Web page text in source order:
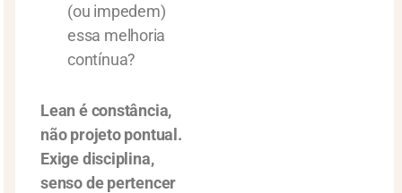
(ou impedem)
essa melhoria
contínua?
Lean é constância,
não projeto pontual.
Exige disciplina,
senso de pertencer